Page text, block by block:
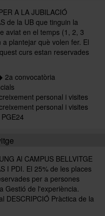
A LA JUBILACIÓ
de la UB que tinguin la
aviat en el temps (1, 2, 3
plantejar què volen fer. El
curs estan reservades
2a convocatòria
personal i visites
personal i visites
PGE24
Al CAMPUS BELLVITGE
I PDI. El 25% de les places
per a persones
Gestió de l'experiència.
DESCRIPCIÓ Pràctica de la